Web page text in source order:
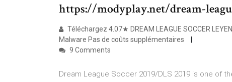
https://modyplay.net/dream-
Téléchargez 4.07★ DREAM LEAGUE SOCCER
Malware Pas de coûts supplémentaires
9 Comments
Dream League Soccer 2019/DLS 2019 is one of